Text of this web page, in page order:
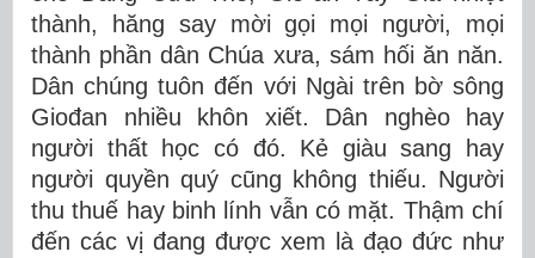
thành, hăng say mời gọi mọi người, mọi
thành phần dân Chúa xưa, sám hối ăn năn.
Dân chúng tuôn đến với Ngài trên bờ sông
Giođan nhiều khôn xiết. Dân nghèo hay
người thất học có đó. Kẻ giàu sang hay
người quyền quý cũng không thiếu. Người
thu thuế hay binh lính vẫn có mặt. Thậm chí
đến các vị đang được xem là đạo đức như